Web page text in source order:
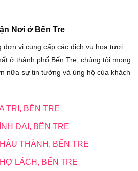
Nơi ở Bến Tre
vị cung cấp các dịch vụ hoa tươi
ở thành phố Bến Tre, chúng tôi mong
nữa sự tin tưởng và ủng hộ của khách
TRI, BẾN TRE
ĐẠI, BẾN TRE
THÀNH, BẾN TRE
LÁCH, BẾN TRE